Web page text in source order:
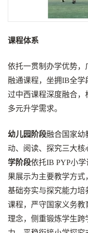
课程体系
依托一贯制办学优势
融通课程，坐拥IB全学
过中西课程深度融合
多元升学需求。
幼儿园阶段融合国家幼
动、阅读、探究三大核
学阶段依托IB PYP小
果展示为主要教学方
基础夯实与探究能力培
课程，严守国家义务
理念，侧重锻炼学生